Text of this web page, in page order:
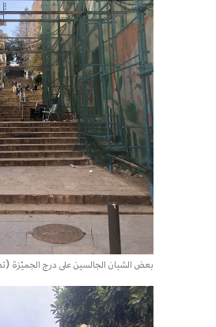
بعض الشبان الجالسين على درج الجميّزة